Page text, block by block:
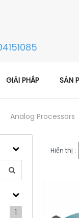
GIẢI PHÁP SẢN
Analog Processors
1
Hiển thị :